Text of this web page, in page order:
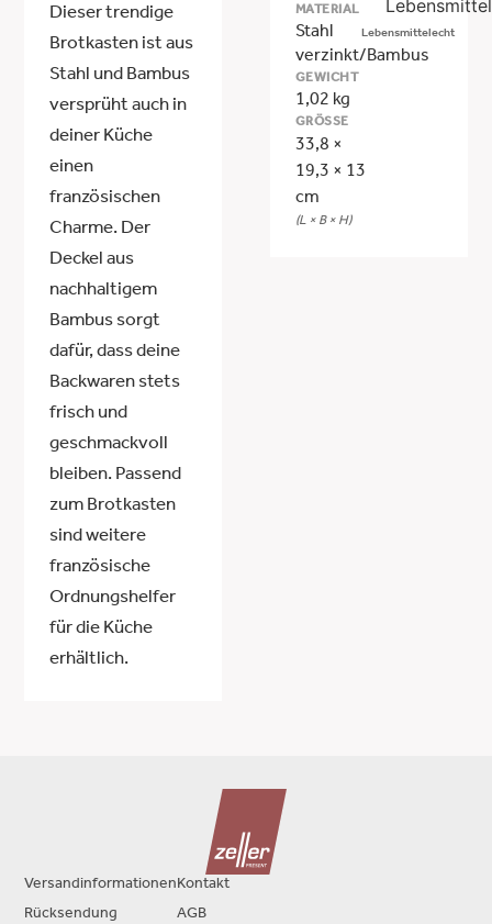
Dieser trendige
Brotkasten ist aus
Stahl und Bambus
versprüht auch in
deiner Küche
einen
französischen
Charme. Der
Deckel aus
nachhaltigem
Bambus sorgt
dafür, dass deine
Backwaren stets
frisch und
geschmackvoll
bleiben. Passend
zum Brotkasten
sind weitere
französische
Ordnungshelfer
für die Küche
erhältlich.
MATERIAL
Stahl
verzinkt/Bambus
GEWICHT
1,02 kg
GRÖSSE
33,8 ×
19,3 × 13
cm
(L × B × H)
Lebensmittelecht
Versandinformationen
Rücksendung
Kontakt
AGB